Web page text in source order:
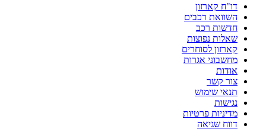
דו"ח קארזון
השוואת רכבים
חדשות רכב
שאלות נפוצות
קארזון לסוחרים
מחשבוני אגרות
אודות
צור קשר
תנאי שימוש
נגישות
מדיניות פרטיות
דווח שגיאה